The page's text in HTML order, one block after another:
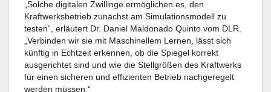
„Solche digitalen Zwillinge ermöglichen es, den
Kraftwerksbetrieb zunächst am Simulationsmodell zu
testen“, erläutert Dr. Daniel Maldonado Quinto vom DLR.
„Verbinden wir sie mit Maschinellem Lernen, lässt sich
künftig in Echtzeit erkennen, ob die Spiegel korrekt
ausgerichtet sind und wie die Stellgrößen des Kraftwerks
für einen sicheren und effizienten Betrieb nachgeregelt
werden müssen.“